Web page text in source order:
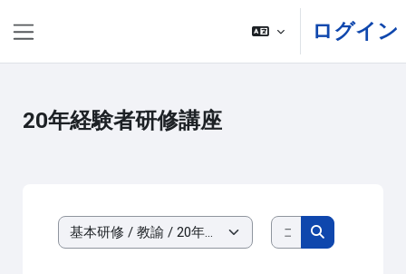
ログイン
20年経験者研修講座
コースカテゴリ
コースを検索す
コースを検索